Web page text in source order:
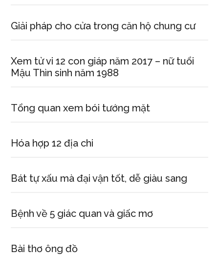
Giải pháp cho cửa trong căn hộ chung cư
Xem tử vi 12 con giáp năm 2017 – nữ tuổi
Mậu Thìn sinh năm 1988
Tổng quan xem bói tướng mặt
Hóa hợp 12 địa chi
Bát tự xấu mà đại vận tốt, dễ giàu sang
Bệnh về 5 giác quan và giấc mơ
Bài thơ ông đồ